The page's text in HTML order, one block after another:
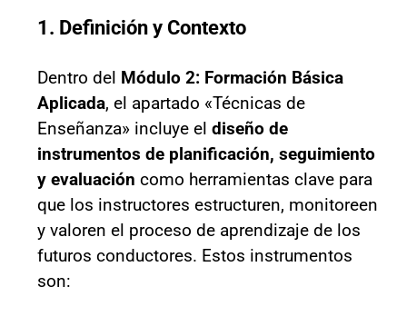
1. Definición y Contexto
Dentro del Módulo 2: Formación Básica
Aplicada, el apartado «Técnicas de
Enseñanza» incluye el diseño de
instrumentos de planificación, seguimiento
y evaluación como herramientas clave para
que los instructores estructuren, monitoreen
y valoren el proceso de aprendizaje de los
futuros conductores. Estos instrumentos
son: